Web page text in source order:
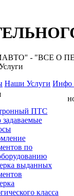
-
Наши Услуги Инфо
ПТС
задаваемые
по
выданных
класса